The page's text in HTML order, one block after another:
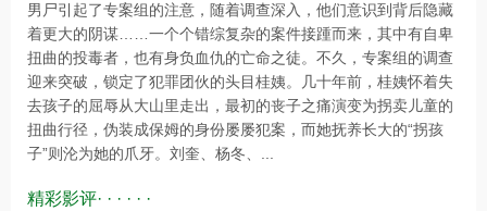
男尸引起了专案组的注意，随着调查深入，他们意识到背后隐藏
着更大的阴谋……一个个错综复杂的案件接踵而来，其中有自卑
扭曲的投毒者，也有身负血仇的亡命之徒。不久，专案组的调查
迎来突破，锁定了犯罪团伙的头目桂姨。几十年前，桂姨怀着失
去孩子的屈辱从大山里走出，最初的丧子之痛演变为拐卖儿童的
扭曲行径，伪装成保姆的身份屡屡犯案，而她抚养长大的“拐孩
子”则沦为她的爪牙。刘奎、杨冬、...
精彩影评· · · · · ·